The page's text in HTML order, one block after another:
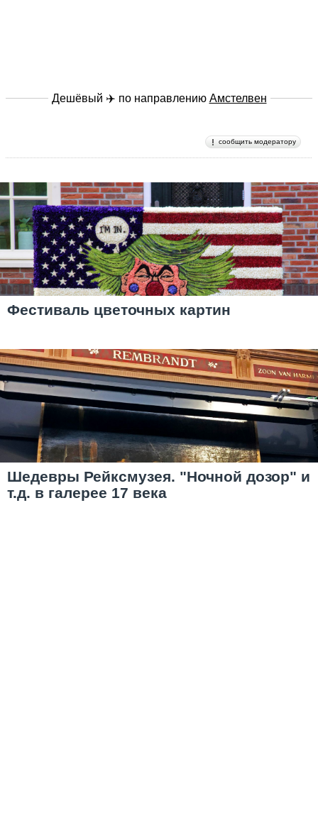
Дешёвый ✈️ по направлению Амстелвен
сообщить модератору
Фестиваль цветочных картин
Шедевры Рейксмузея. "Ночной дозор" и
т.д. в галерее 17 века